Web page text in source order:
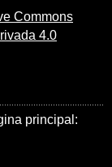
Commons
4.0
principal: